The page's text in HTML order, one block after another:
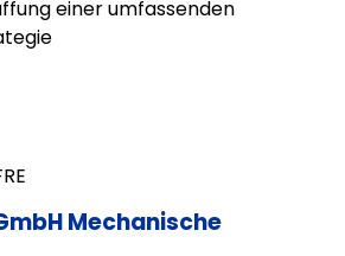
einer umfassenden
Mechanische